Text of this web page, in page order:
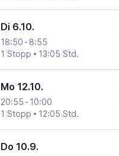
Di 6.10.
18:50 - 8:55
1 Stopp
13:05 Std.
Mo 12.10.
20:55 - 10:00
1 Stopp
12:05 Std.
Do 10.9.